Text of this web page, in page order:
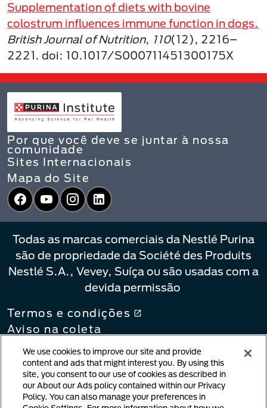
Supplementation of diets with bovine
colostrum influences immune function in dogs.
British Journal of Nutrition, 110(12), 2216–
2221. doi: 10.1017/S000711451300175X
Por que você deve se juntar à nossa
comunidade
Sites Internacionais
Mapa do Site
Facebook
YouTubeInstagram
LinkedIn
Todas as marcas comerciais da Nestlé Purina
são de propriedade da Société des Produits
Nestlé S.A., Vevey, Suíça ou são usadas com a
devida permissão
Termos e condições
Aviso na coleta
Política de privacidade
Suas Escolhas de Privacidade
Política de vinculação
Notificação de violação de direitos
autorais
We use cookies to improve our site and provide
content and ads that might interest you. By using this
site, you consent to our use of cookies as described in
our About our Ads policy contained within our Privacy
Policy. You can also manage your preferences in